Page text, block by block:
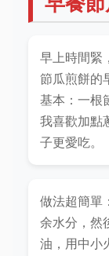
早上時間緊
節瓜煎餅的
基本：一根
我喜歡加點
子更愛吃。
做法超簡單
余水分，然
油，用中小